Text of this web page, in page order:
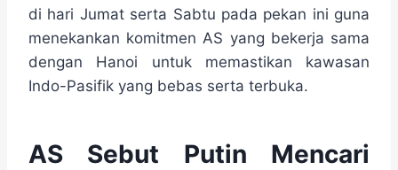
di hari Jumat serta Sabtu pada pekan ini guna
menekankan komitmen AS yang bekerja sama
dengan Hanoi untuk memastikan kawasan
Indo-Pasifik yang bebas serta terbuka.
AS Sebut Putin Mencari